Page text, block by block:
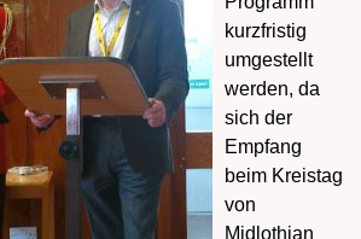
kurzfristig
umgestellt
werden, da
sich der
Empfang
beim Kreistag
von
Midlothian